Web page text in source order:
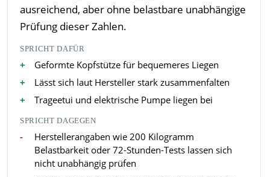
ausreichend, aber ohne belastbare unabhängige
Prüfung dieser Zahlen.
SPRICHT DAFÜR
Geformte Kopfstütze für bequemeres Liegen
Lässt sich laut Hersteller stark zusammenfalten
Trageetui und elektrische Pumpe liegen bei
SPRICHT DAGEGEN
Herstellerangaben wie 200 Kilogramm
Belastbarkeit oder 72-Stunden-Tests lassen sich
nicht unabhängig prüfen